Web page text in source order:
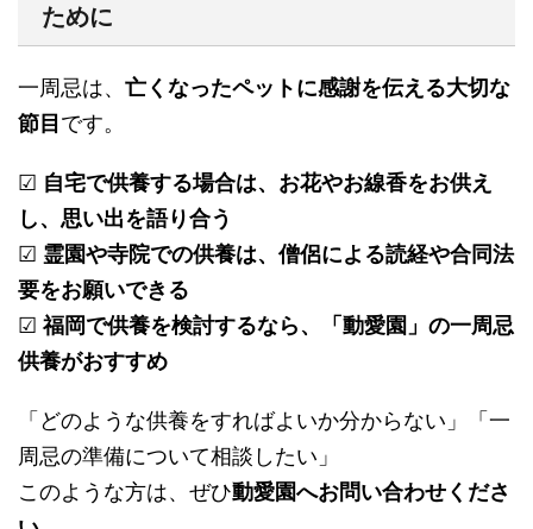
ために
一周忌は、 亡くなったペットに感謝を伝える大切な
節目です。
☑ 自宅で供養する場合は、お花やお線香をお供え
し、思い出を語り合う
☑ 霊園や寺院での供養は、僧侶による読経や合同法
要をお願いできる
☑ 福岡で供養を検討するなら、「動愛園」の一周忌
供養がおすすめ
「どのような供養をすればよいか分からない」「一
周忌の準備について相談したい」
このような方は、ぜひ動愛園へお問い合わせくださ